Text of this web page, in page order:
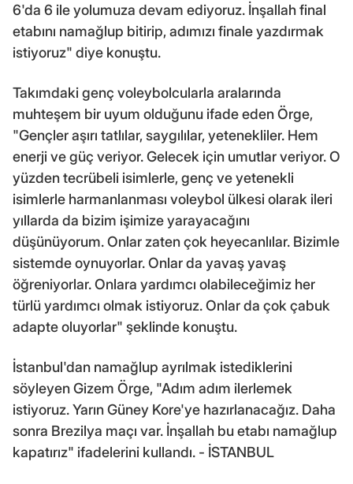
6'da 6 ile yolumuza devam ediyoruz. İnşallah final
etabını namağlup bitirip, adımızı finale yazdırmak
istiyoruz" diye konuştu.
Takımdaki genç voleybolcularla aralarında
muhteşem bir uyum olduğunu ifade eden Örge,
"Gençler aşırı tatlılar, saygılılar, yetenekliler. Hem
enerji ve güç veriyor. Gelecek için umutlar veriyor. O
yüzden tecrübeli isimlerle, genç ve yetenekli
isimlerle harmanlanması voleybol ülkesi olarak ileri
yıllarda da bizim işimize yarayacağını
düşünüyorum. Onlar zaten çok heyecanlılar. Bizimle
sistemde oynuyorlar. Onlar da yavaş yavaş
öğreniyorlar. Onlara yardımcı olabileceğimiz her
türlü yardımcı olmak istiyoruz. Onlar da çok çabuk
adapte oluyorlar" şeklinde konuştu.
İstanbul'dan namağlup ayrılmak istediklerini
söyleyen Gizem Örge, "Adım adım ilerlemek
istiyoruz. Yarın Güney Kore'ye hazırlanacağız. Daha
sonra Brezilya maçı var. İnşallah bu etabı namağlup
kapatırız" ifadelerini kullandı. - İSTANBUL